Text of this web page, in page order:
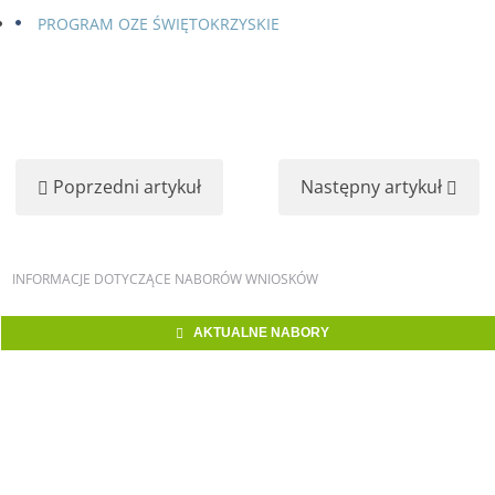
PROGRAM OZE ŚWIĘTOKRZYSKIE
Poprzedni artykuł Następny artykuł
INFORMACJE DOTYCZĄCE NABORÓW WNIOSKÓW
AKTUALNE NABORY